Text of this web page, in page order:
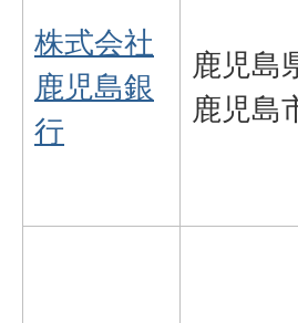
株式会社
鹿児島銀
行
鹿児島
鹿児島